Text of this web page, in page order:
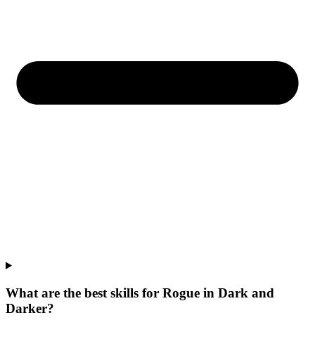
What are the best skills for Rogue in Dark and
Darker?